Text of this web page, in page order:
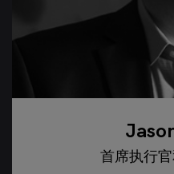
首席执行